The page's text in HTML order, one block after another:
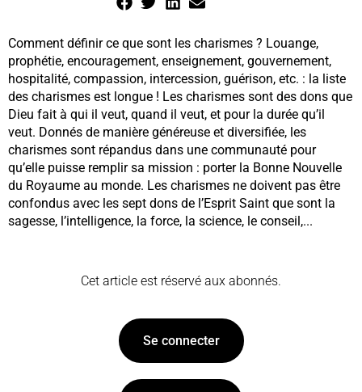
Comment définir ce que sont les charismes ? Louange,
prophétie, encouragement, enseignement, gouvernement,
hospitalité, compassion, intercession, guérison, etc. : la liste
des charismes est longue ! Les charismes sont des dons que
Dieu fait à qui il veut, quand il veut, et pour la durée qu’il
veut. Donnés de manière généreuse et diversifiée, les
charismes sont répandus dans une communauté pour
qu’elle puisse remplir sa mission : porter la Bonne Nouvelle
du Royaume au monde. Les charismes ne doivent pas être
confondus avec les sept dons de l’Esprit Saint que sont la
sagesse, l’intelligence, la force, la science, le conseil,...
Cet article est réservé aux abonnés.
Se connecter